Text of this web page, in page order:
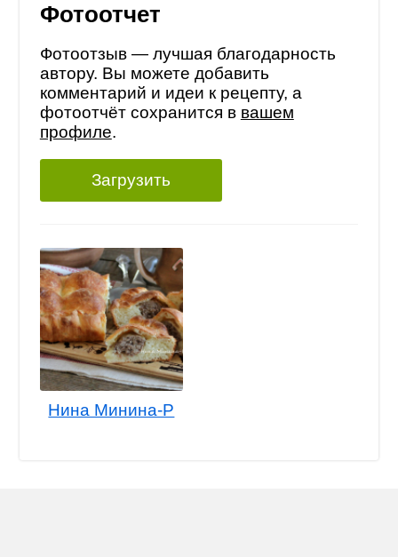
Фотоотчет
Фотоотзыв — лучшая благодарность
автору. Вы можете добавить
комментарий и идеи к рецепту, а
фотоотчёт сохранится в вашем
профиле.
Загрузить
Нина Минина-Р